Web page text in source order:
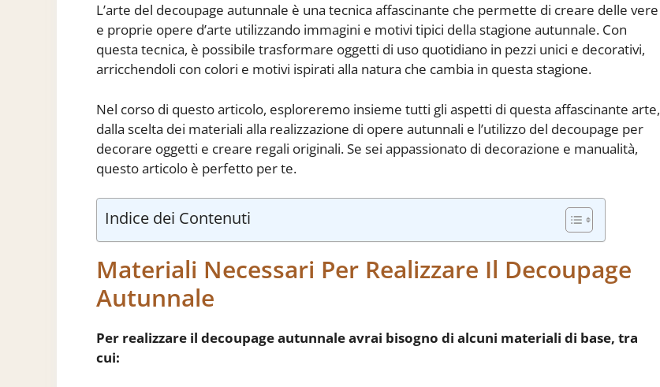
L’arte del decoupage autunnale è una tecnica affascinante che permette di creare delle vere
e proprie opere d’arte utilizzando immagini e motivi tipici della stagione autunnale. Con
questa tecnica, è possibile trasformare oggetti di uso quotidiano in pezzi unici e decorativi,
arricchendoli con colori e motivi ispirati alla natura che cambia in questa stagione.
Nel corso di questo articolo, esploreremo insieme tutti gli aspetti di questa affascinante arte,
dalla scelta dei materiali alla realizzazione di opere autunnali e l’utilizzo del decoupage per
decorare oggetti e creare regali originali. Se sei appassionato di decorazione e manualità,
questo articolo è perfetto per te.
Indice dei Contenuti
Materiali Necessari Per Realizzare Il Decoupage
Autunnale
Per realizzare il decoupage autunnale avrai bisogno di alcuni materiali di base, tra
cui: